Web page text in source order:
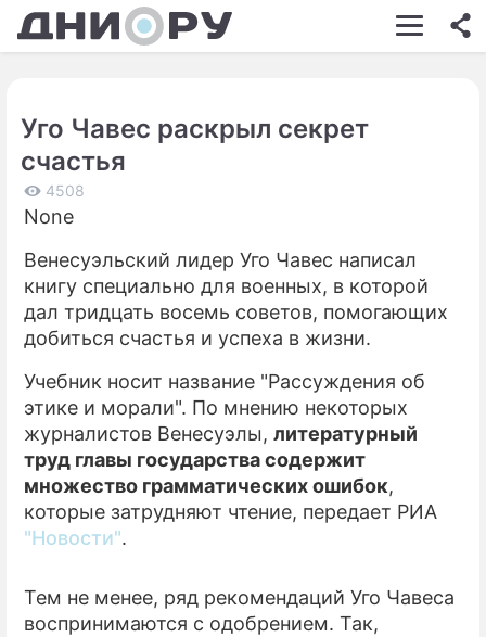
ШОУ-БИЗНЕС
КИНО
ЭКОНОМИКА
ПРОИСШЕСТВИЯ
СТИЛЬ ЖИЗНИ
СЕРИАЛЫ
ИГРЫ
ПРЕСС-РЕЛИЗЫ
Уго Чавес раскрыл секрет
счастья
4508
None
Венесуэльский лидер Уго Чавес написал
книгу специально для военных, в которой
дал тридцать восемь советов, помогающих
добиться счастья и успеха в жизни.
Учебник носит название "Рассуждения об
этике и морали". По мнению некоторых
журналистов Венесуэлы, литературный
труд главы государства содержит
множество грамматических ошибок,
которые затрудняют чтение, передает РИА
"Новости".
Тем не менее, ряд рекомендаций Уго Чавеса
воспринимаются с одобрением. Так,